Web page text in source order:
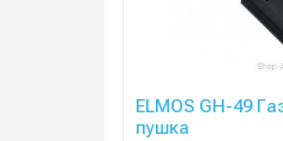
ELMOS GH-49
пушка